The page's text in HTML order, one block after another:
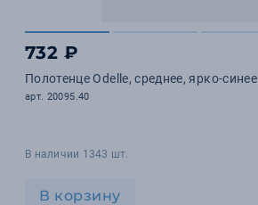
732 ₽
Полотенце Odelle, среднее, ярко-синее
арт. 20095.40
В наличии 1343 шт.
В корзину